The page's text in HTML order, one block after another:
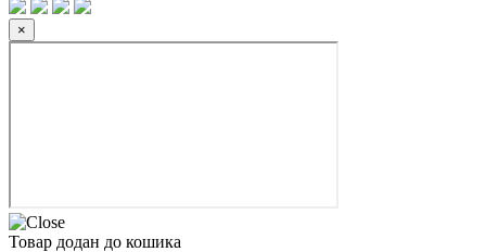
×
Товар додан до кошика